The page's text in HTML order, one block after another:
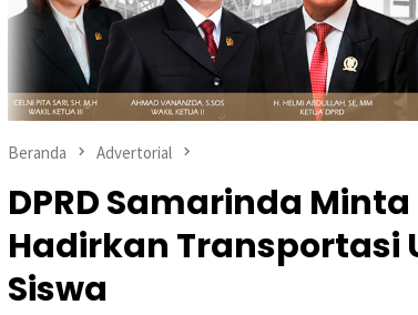
Beranda Advertorial
DPRD Samarinda
Hadirkan Transportasi
Siswa